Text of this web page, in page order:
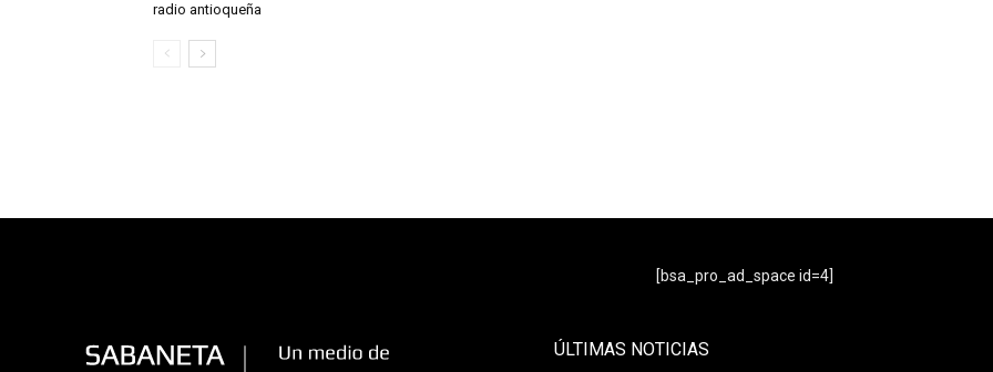
radio antioqueña
[bsa_pro_ad_space id=4]
ÚLTIMAS NOTICIAS